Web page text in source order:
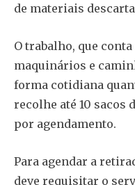
de materiais
O trabalho, que
maquinários e
forma cotidiana
recolhe até 10 sacos
por agendamento.
Para agendar a
deve requisitar o